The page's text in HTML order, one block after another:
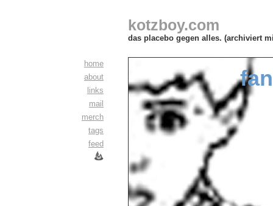
kotzboy.com
das placebo gegen alles. (archiviert
home
about
links
mail
merch
tags
feed